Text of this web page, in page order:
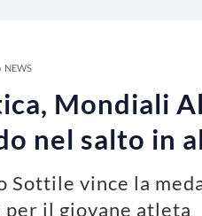
NEWS
Mondiali
nel salto in
Sottile vince la
il giovane atleta